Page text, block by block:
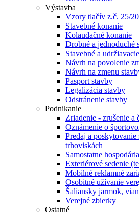
Výstavba
Vzory tlačív z.č. 25/
Stavebné konanie
Kolaudačné konanie
Drobné a jednoduché
Stavebné a
Návrh na povolenie
Návrh na zmenu
Pasport stavby
Legalizácia stavby
Odstránenie stavby
Podnikanie
Zriadenie - zrušenie a
Oznámenie o
Predaj a
trhoviskách
Samostatne
Exteriérové sedenie
Mobilné reklamné
Osobitné užívanie
Šaliansky jarmok,
Verejné zbierky
Ostatné